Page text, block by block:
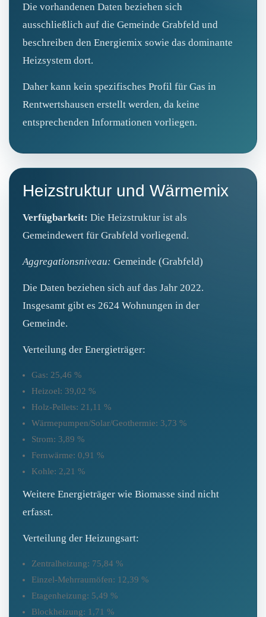
Die vorhandenen Daten beziehen sich
ausschließlich auf die Gemeinde Grabfeld und
beschreiben den Energiemix sowie das dominante
Heizsystem dort.
Daher kann kein spezifisches Profil für Gas in
Rentwertshausen erstellt werden, da keine
entsprechenden Informationen vorliegen.
Heizstruktur und Wärmemix
Verfügbarkeit: Die Heizstruktur ist als
Gemeindewert für Grabfeld vorliegend.
Aggregationsniveau: Gemeinde (Grabfeld)
Die Daten beziehen sich auf das Jahr 2022.
Insgesamt gibt es 2624 Wohnungen in der
Gemeinde.
Verteilung der Energieträger:
Gas: 25,46 %
Heizoel: 39,02 %
Holz‑Pellets: 21,11 %
Wärmepumpen/Solar/Geothermie: 3,73 %
Strom: 3,89 %
Fernwärme: 0,91 %
Kohle: 2,21 %
Weitere Energieträger wie Biomasse sind nicht
erfasst.
Verteilung der Heizungsart:
Zentralheizung: 75,84 %
Einzel‑Mehrraumöfen: 12,39 %
Etagenheizung: 5,49 %
Blockheizung: 1,71 %